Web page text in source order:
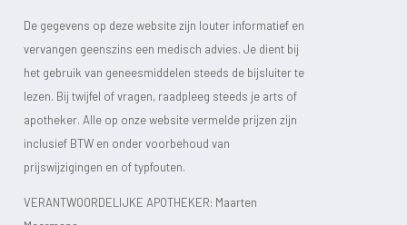
De gegevens op deze website zijn louter informatief en
vervangen geenszins een medisch advies. Je dient bij
het gebruik van geneesmiddelen steeds de bijsluiter te
lezen. Bij twijfel of vragen, raadpleeg steeds je arts of
apotheker. Alle op onze website vermelde prijzen zijn
inclusief BTW en onder voorbehoud van
prijswijzigingen en of typfouten.
VERANTWOORDELIJKE APOTHEKER: Maarten